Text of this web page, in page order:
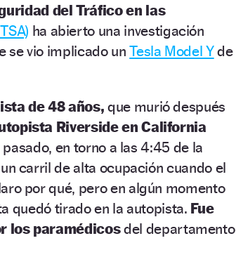
del Tráfico en las
ha abierto una investigación
se vio implicado unTesla Model Yde
de 48 años,que murió después
Riverside en California
en torno a las 4:45 de la
carril de alta ocupación cuando el
por qué, pero en algún momento
quedó tirado en la autopista. Fue
los paramédicosdel departamento